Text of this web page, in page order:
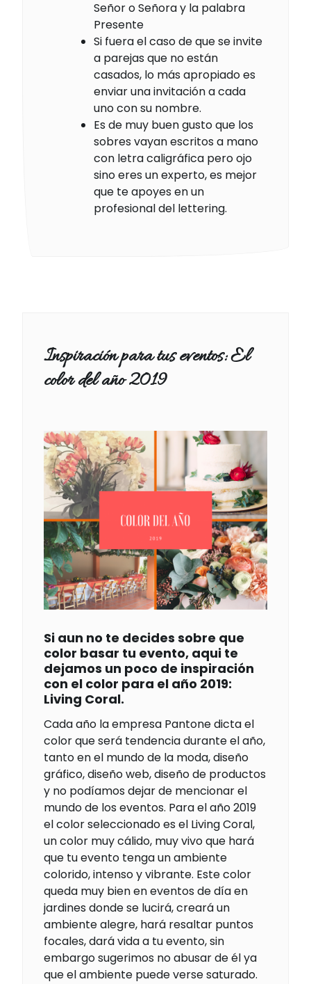
Señor o Señora y la palabra
Presente
Si fuera el caso de que se invite
a parejas que no están
casados, lo más apropiado es
enviar una invitación a cada
uno con su nombre.
Es de muy buen gusto que los
sobres vayan escritos a mano
con letra caligráfica pero ojo
sino eres un experto, es mejor
que te apoyes en un
profesional del lettering.
Inspiración para tus eventos: El
color del año 2019
Si aun no te decides sobre que
color basar tu evento, aqui te
dejamos un poco de inspiración
con el color para el año 2019:
Living Coral.
Cada año la empresa Pantone dicta el
color que será tendencia durante el año,
tanto en el mundo de la moda, diseño
gráfico, diseño web, diseño de productos
y no podíamos dejar de mencionar el
mundo de los eventos. Para el año 2019
el color seleccionado es el Living Coral,
un color muy cálido, muy vivo que hará
que tu evento tenga un ambiente
colorido, intenso y vibrante. Este color
queda muy bien en eventos de día en
jardines donde se lucirá, creará un
ambiente alegre, hará resaltar puntos
focales, dará vida a tu evento, sin
embargo sugerimos no abusar de él ya
que el ambiente puede verse saturado.